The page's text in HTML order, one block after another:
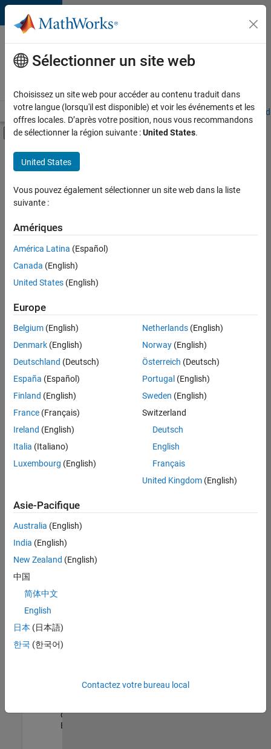
Passer au contenu
Votre
carrière
chez
Accueil Explorer nos opportunités Adresses de nos bureaux
Activer/désactiver l'affichage du menu
Contenu principal
FILTRER PAR
Support avancé
Globalisation
Ingénierie de la qualité
Enregistrer
sélectionnées
Les
descriptions
poste
n’ont
pas
été
traduites.
Effectuez
lieu
pour
l’ensemble
des
opportunités
votre
région.
Senior Software Quality Engineer
Senior
Engineer
qualité |
Expérimenté(e)
Sélectionner un site web
Choisissez un site web pour accéder au contenu traduit dans
votre langue (lorsqu'il est disponible) et voir les événements et les
offres locales. D’après votre position, nous vous recommandons
de sélectionner la région suivante :United States.
United States
Vous pouvez également sélectionner un site web dans la liste
suivante :
Amériques
América Latina (Español)
Canada (English)
United States (English)
Europe
Belgium (English)
Denmark (English)
Deutschland (Deutsch)
España (Español)
Finland (English)
France (Français)
Ireland (English)
Italia (Italiano)
Luxembourg (English)
Netherlands(English)
Norway(English)
Österreich (Deutsch)
Portugal (English)
Sweden (English)
Switzerland
Deutsch
English
Français
United Kingdom(English)
Asie-Pacifique
Australia (English)
India (English)
New Zealand (English)
中国
简体中文
English
日本 (日本語)
한국 (한국어)
Contactez votre bureau local